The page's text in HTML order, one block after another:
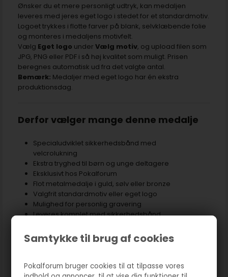
Samtykke til brug af cookies
Pokalforum bruger cookies til at tilpasse vores
Ønsker du et mere personligt udtryk, kan medaljen
leveres med jeres eget logo i stedet for et standardmotiv.
Logoet trykkes i flotte farver på blank, selvklæbende folie
og monteres i medaljens motivfelt.
Vælg Eget logo under Vælg motiv, og upload filen som
JPG, PNG eller PDF i så høj kvalitet som muligt. Prisen
beregnes automatisk ud fra det valgte antal.
Bemærk: Medaljer med eget logo har én ekstra
produktionsdag.
Derfor vælger mange denne medalje
Specialudviklet sikkerhedsbånd med
velcrolukning
Ekstra tryghed til børn og unge deltagere
Eksklusivt hos Pokalforum
Flot metalmedalje i guld, sølv eller bronze
Valgfrit standardmotiv eller eget logo
Mulighed for personlig gravering
Leveres komplet med sikkerhedsbånd